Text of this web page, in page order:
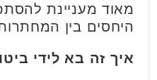
מאוד מעניינת
היחסים בין
איך זה בא לידי